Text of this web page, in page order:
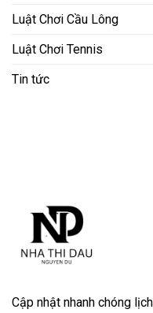
Luật Chơi Cầu Lông
Luật Chơi Tennis
Tin tức
Cập nhật nhanh chóng